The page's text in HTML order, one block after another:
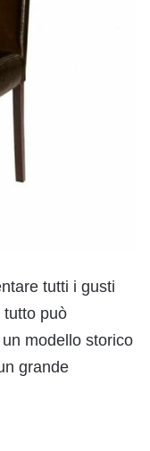
tutti i gusti
tutto può
un modello storico
grande